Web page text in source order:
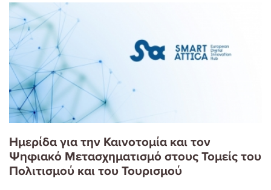
Ημερίδα για την Καινοτομία και τον
Ψηφιακό Μετασχηματισμό στους Τομείς του
Πολιτισμού και του Τουρισμού